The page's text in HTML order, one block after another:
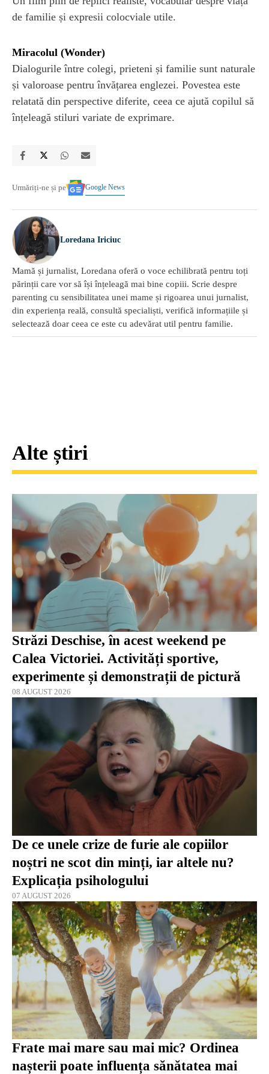
de familie și expresii colocviale utile.
Miracolul (Wonder)
Dialogurile între colegi, prieteni și familie sunt naturale
și valoroase pentru învățarea englezei. Povestea este
relatată din perspective diferite, ceea ce ajută copilul să
înțeleagă stiluri variate de exprimare.
Urmăriți-ne și pe Google News
Loredana Iriciuc
Mamă și jurnalist, Loredana oferă o voce echilibrată pentru toți
părinții care vor să își înțeleagă mai bine copiii. Scrie despre
parenting cu sensibilitatea unei mame și rigoarea unui jurnalist,
din experiența reală, consultă specialiști, verifică informațiile și
selectează doar ceea ce este cu adevărat util pentru familie.
Alte știri
Străzi Deschise, în acest weekend pe
Calea Victoriei. Activități sportive,
experimente și demonstrații de pictură
08 AUGUST 2026
De ce unele crize de furie ale copiilor
noștri ne scot din minți, iar altele nu?
Explicația psihologului
07 AUGUST 2026
Frate mai mare sau mai mic? Ordinea
nașterii poate influența sănătatea mai